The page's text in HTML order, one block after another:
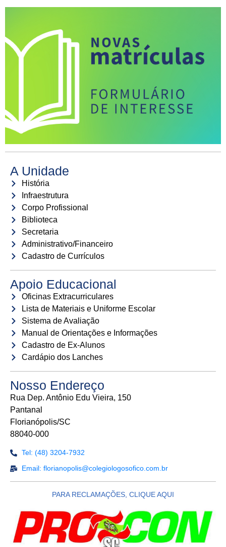
A Unidade
História
Infraestrutura
Corpo Profissional
Biblioteca
Secretaria
Administrativo/Financeiro
Cadastro de Currículos
Apoio Educacional
Oficinas Extracurriculares
Lista de Materiais e Uniforme Escolar
Sistema de Avaliação
Manual de Orientações e Informações
Cadastro de Ex-Alunos
Cardápio dos Lanches
Nosso Endereço
Rua Dep. Antônio Edu Vieira, 150
Pantanal
Florianópolis/SC
88040-000
Tel: (48) 3204-7932
Email: florianopolis@colegiologosofico.com.br
PARA RECLAMAÇÕES, CLIQUE AQUI